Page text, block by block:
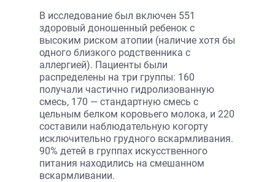
В исследование был включен 551
здоровый доношенный ребенок с
высоким риском атопии (наличие хотя бы
одного близкого родственника с
аллергией). Пациенты были
распределены на три группы: 160
получали частично гидролизованную
смесь, 170 — стандартную смесь с
цельным белком коровьего молока, и 220
составили наблюдательную когорту
исключительно грудного вскармливания.
90% детей в группах искусственного
питания находились на смешанном
вскармливании.